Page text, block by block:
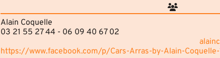
Alain Coquelle
03 21 55 27 44 - 06 09 40 67 02
https://www.facebook.com/p/Cars-Arras-by-Alain-